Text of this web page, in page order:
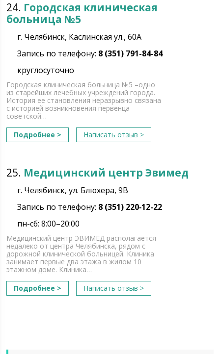
24. Городская клиническая
больница №5
г. Челябинск, Каслинская ул., 60А
Запись по телефону: 8 (351) 791-84-84
круглосуточно
Городская клиническая больница №5 –одно
из старейших лечебных учреждений города.
История ее становления неразрывно связана
с историей возникновения первенца
советской…
Подробнее >
Написать отзыв >
25. Медицинский центр Эвимед
г. Челябинск, ул. Блюхера, 9В
Запись по телефону: 8 (351) 220‑12-22
пн-сб: 8:00–20:00
Медицинский центр ЭВИМЕД располагается
недалеко от центра Челябинска, рядом с
дорожной клинической больницей. Клиника
занимает первые два этажа в жилом 10
этажном доме. Клиника…
Подробнее >
Написать отзыв >